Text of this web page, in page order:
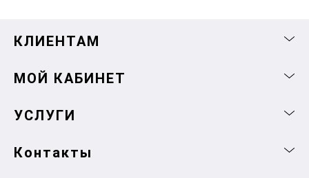
КЛИЕНТАМ
МОЙ КАБИНЕТ
УСЛУГИ
Контакты